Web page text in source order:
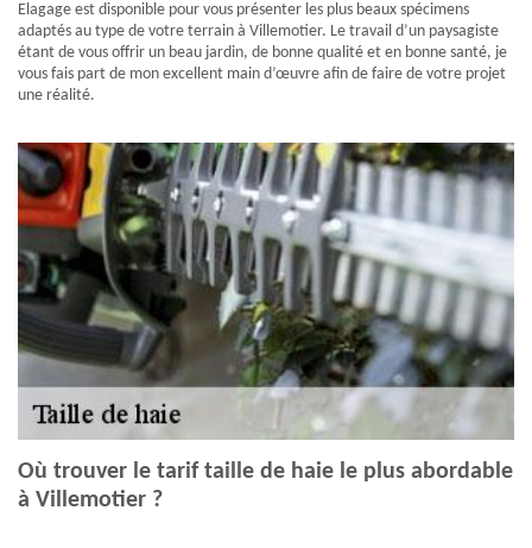
Elagage est disponible pour vous présenter les plus beaux spécimens
adaptés au type de votre terrain à Villemotier. Le travail d’un paysagiste
étant de vous offrir un beau jardin, de bonne qualité et en bonne santé, je
vous fais part de mon excellent main d’œuvre afin de faire de votre projet
une réalité.
Où trouver le tarif taille de haie le plus abordable
à Villemotier ?